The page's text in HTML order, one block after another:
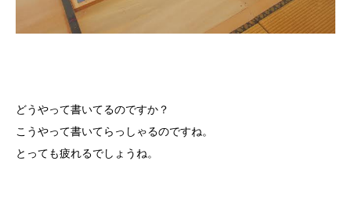
どうやって書いてるのですか？
こうやって書いてらっしゃるのですね。
とっても疲れるでしょうね。